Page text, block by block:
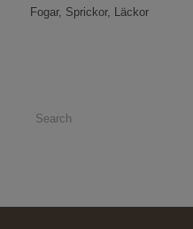
Fogar, Sprickor, Läckor